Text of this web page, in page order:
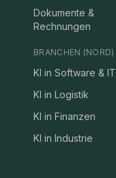
Dokumente &
Rechnungen
BRANCHEN (NORD)
KI in Software & IT
KI in Logistik
KI in Finanzen
KI in Industrie